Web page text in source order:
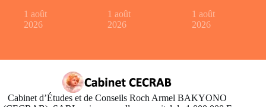
1 août
2026
1 août
2026
1 août
2026
Cabinet d’Études et de Conseils Roch Armel BAKYONO